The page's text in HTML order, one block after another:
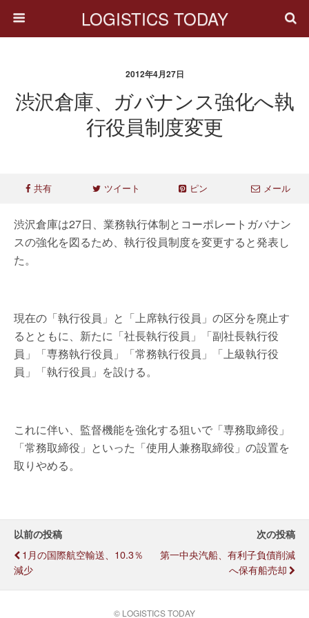
LOGISTICS TODAY
2012年4月27日
渋沢倉庫、ガバナンス強化へ執
行役員制度変更
共有 ツイート ピン メール
渋沢倉庫は27日、業務執行体制とコーポレートガバナン
スの強化を図るため、執行役員制度を変更すると発表し
た。
現在の「執行役員」と「上席執行役員」の区分を廃止す
るとともに、新たに「社長執行役員」「副社長執行役
員」「専務執行役員」「常務執行役員」「上級執行役
員」「執行役員」を設ける。
これに伴い、監督機能を強化する狙いで「専務取締役」
「常務取締役」といった「使用人兼務取締役」の設置を
取りやめる。
以前の投稿
1月の国際航空輸送、10.3％
減少
次の投稿
第一中央汽船、有利子負債削減
へ保有船売却
© LOGISTICS TODAY